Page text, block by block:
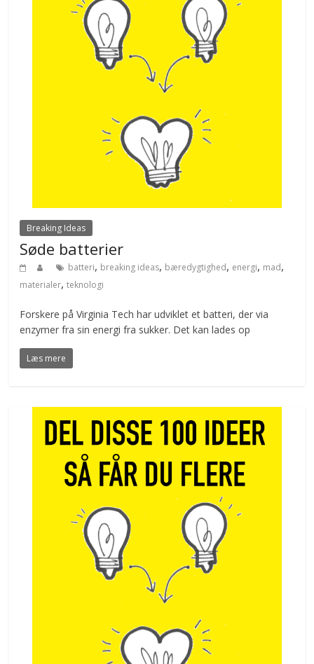
Breaking Ideas
Søde batterier
batteri, breaking ideas, bæredygtighed, energi, mad,
materialer,teknologi
Forskere på Virginia Tech har udviklet et batteri, der via
enzymer fra sin energi fra sukker. Det kan lades op
Læs mere